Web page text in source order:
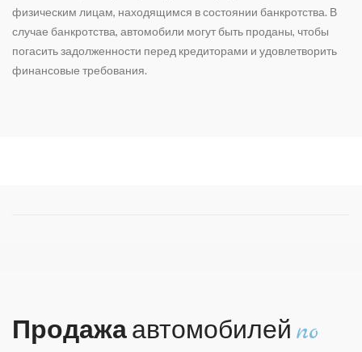
физическим лицам, находящимся в состоянии банкротства. В
случае банкротства, автомобили могут быть проданы, чтобы
погасить задолженности перед кредиторами и удовлетворить
финансовые требования.
Продажаавтомобилей по